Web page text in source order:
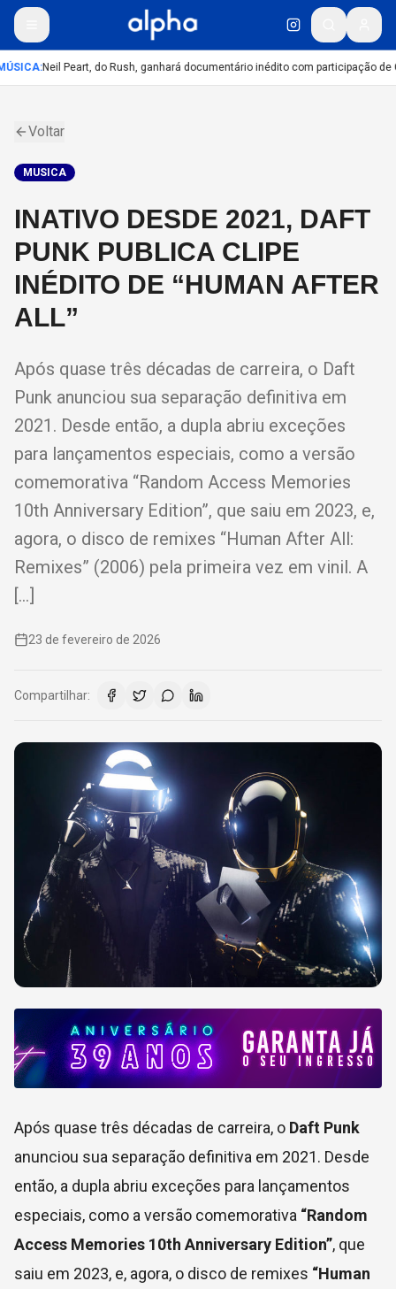
:Neil Peart, do Rush, ganhará documentário inédito com participação de
Voltar
MUSICA
INATIVO DESDE 2021, DAFT
PUNK PUBLICA CLIPE
INÉDITO DE “HUMAN AFTER
ALL”
Após quase três décadas de carreira, o Daft
Punk anunciou sua separação definitiva em
2021. Desde então, a dupla abriu exceções
para lançamentos especiais, como a versão
comemorativa “Random Access Memories
10th Anniversary Edition”, que saiu em 2023, e,
agora, o disco de remixes “Human After All:
Remixes” (2006) pela primeira vez em vinil. A
[…]
23 de fevereiro de 2026
Compartilhar:
Após quase três décadas de carreira, o Daft Punk
anunciou sua separação definitiva em 2021. Desde
então, a dupla abriu exceções para lançamentos
especiais, como a versão comemorativa “Random
Access Memories 10th Anniversary Edition”, que
saiu em 2023, e, agora, o disco de remixes “Human